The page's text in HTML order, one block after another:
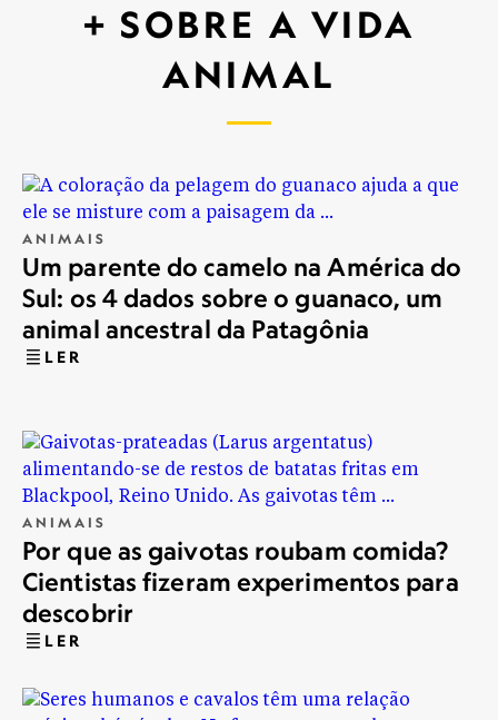
+ SOBRE A VIDA
ANIMAL
ANIMAIS
Um parente do camelo na América do
Sul: os 4 dados sobre o guanaco, um
animal ancestral da Patagônia
LER
ANIMAIS
Por que as gaivotas roubam comida?
Cientistas fizeram experimentos para
descobrir
LER